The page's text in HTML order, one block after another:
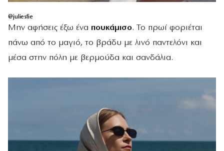
@juliesfie
Μην αφήσεις έξω ένα πουκάμισο. Το πρωί φοριέται
πάνω από το μαγιό, το βράδυ με λινό παντελόνι και
μέσα στην πόλη με βερμούδα και σανδάλια.